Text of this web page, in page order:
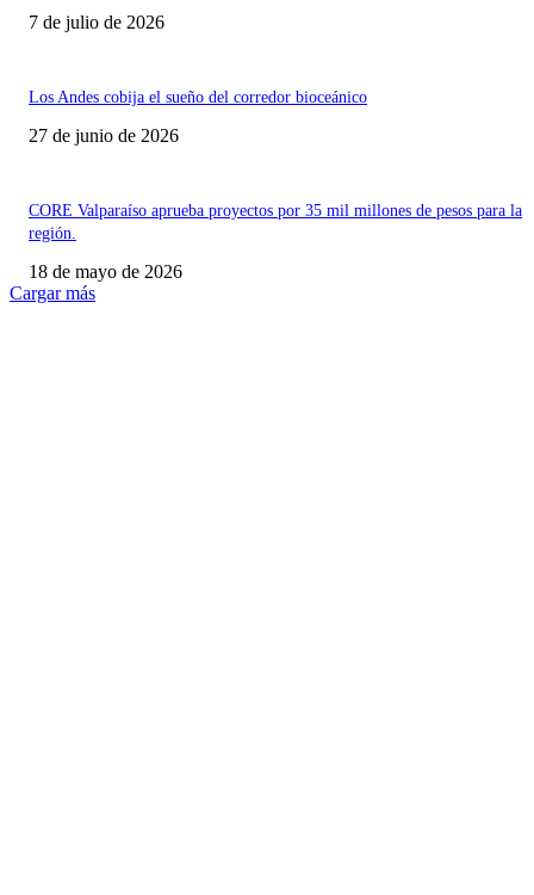
7 de julio de 2026
Los Andes cobija el sueño del corredor bioceánico
27 de junio de 2026
CORE Valparaíso aprueba proyectos por 35 mil millones de pesos para la
región.
18 de mayo de 2026
Cargar más